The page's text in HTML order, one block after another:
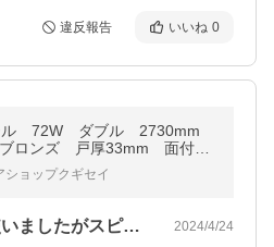
違反報告 いいね 0
ル 72W ダブル 2730mm
ロンズ 戸厚33mm 面付レ
ル【お取り寄せ1~2日】
ショップクギセイ
テーブルの再塗装に使いましたがスピード… 2024/4/24